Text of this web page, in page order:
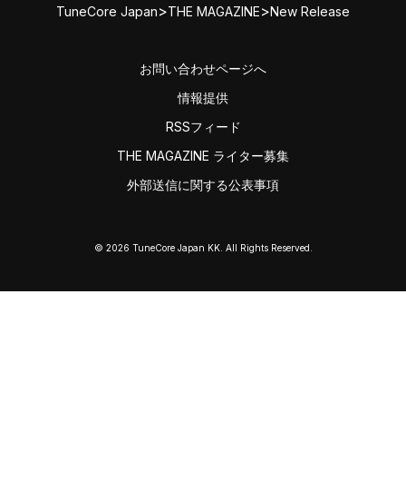
TuneCore Japan>THE MAGAZINE>New Release
お問い合わせページへ
情報提供
RSSフィード
THE MAGAZINE ライター募集
外部送信に関する公表事項
© 2026 TuneCore Japan KK. All Rights Reserved.